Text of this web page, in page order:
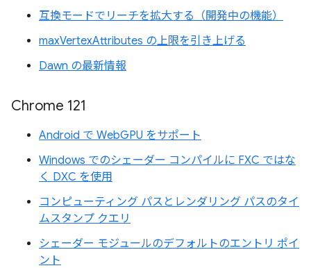
互換モードでリーチを拡大する（開発中の機能）
maxVertexAttributes の上限を引き上げる
Dawn の最新情報
Chrome 121
Android で WebGPU をサポート
Windows でのシェーダー コンパイルに FXC ではな
く DXC を使用
コンピューティング パスとレンダリング パスのタイ
ムスタンプ クエリ
シェーダー モジュールのデフォルトのエントリ ポイ
ント